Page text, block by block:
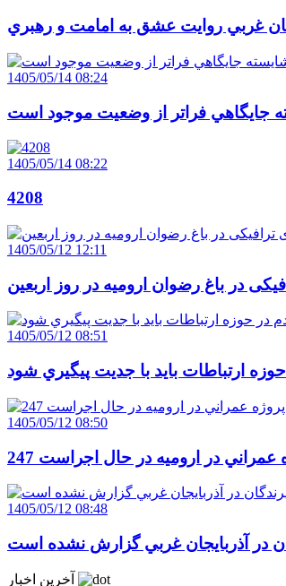
غربي روايت عشق به امامت و رهبري
1405/05/14 08:24
جايگاهي فراتر از وضعيت موجود است
1405/05/14 08:22
4208
1405/05/12 12:11
در باغ رضوان ارومیه در روز اربعین
1405/05/12 08:51
ارتباطات بايد با جديت پيگيري شود
1405/05/12 08:50
عمراني در اروميه در حال اجراست
1405/05/12 08:48
در آذربايجان غربي گزارش نشده است